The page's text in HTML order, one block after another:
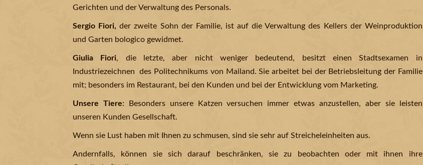
Gerichten und der Verwaltung des Personals.
Sergio Fiori, der zweite Sohn der Familie, ist auf die Verwaltung des Kellers der Weinproduktion
und Garten bologico gewidmet.
Giulia Fiori, die letzte, aber nicht weniger bedeutend, besitzt einen Stadtsexamen in
Industriezeichnen des Politechnikums von Mailand. Sie arbeitet bei der Betriebsleitung der Familie
mit; besonders im Restaurant, bei den Kunden und bei der Entwicklung vom Marketing.
Unsere Tiere: Besonders unsere Katzen versuchen immer etwas anzustellen, aber sie leisten
unseren Kunden Gesellschaft.
Wenn sie Lust haben mit Ihnen zu schmusen, sind sie sehr auf Streicheleinheiten aus.
Andernfalls, können sie sich darauf beschränken, sie zu beobachten oder mit ihnen ihre